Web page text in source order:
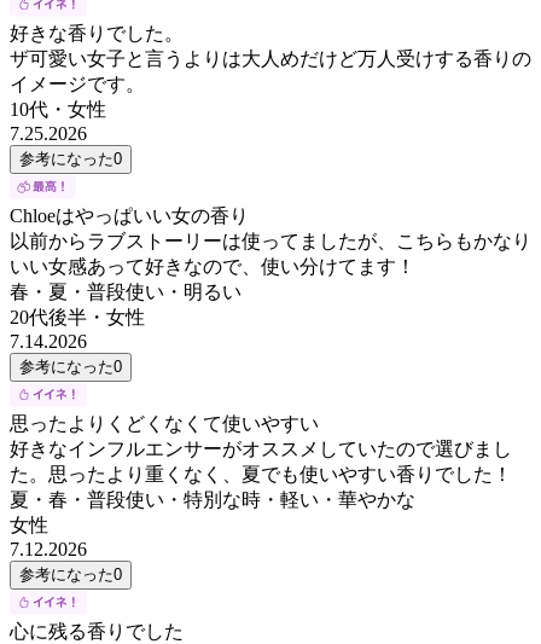
好きな香りでした。
ザ可愛い女子と言うよりは大人めだけど万人受けする香りの
イメージです。
10代 ・ 女性
7.25.2026
参考になった0
Chloeはやっぱいい女の香り
以前からラブストーリーは使ってましたが、こちらもかなり
いい女感あって好きなので、使い分けてます！
春・夏・普段使い・明るい
20代後半 ・ 女性
7.14.2026
参考になった0
思ったよりくどくなくて使いやすい
好きなインフルエンサーがオススメしていたので選びまし
た。思ったより重くなく、夏でも使いやすい香りでした！
夏・春・普段使い・特別な時・軽い・華やかな
女性
7.12.2026
参考になった0
心に残る香りでした